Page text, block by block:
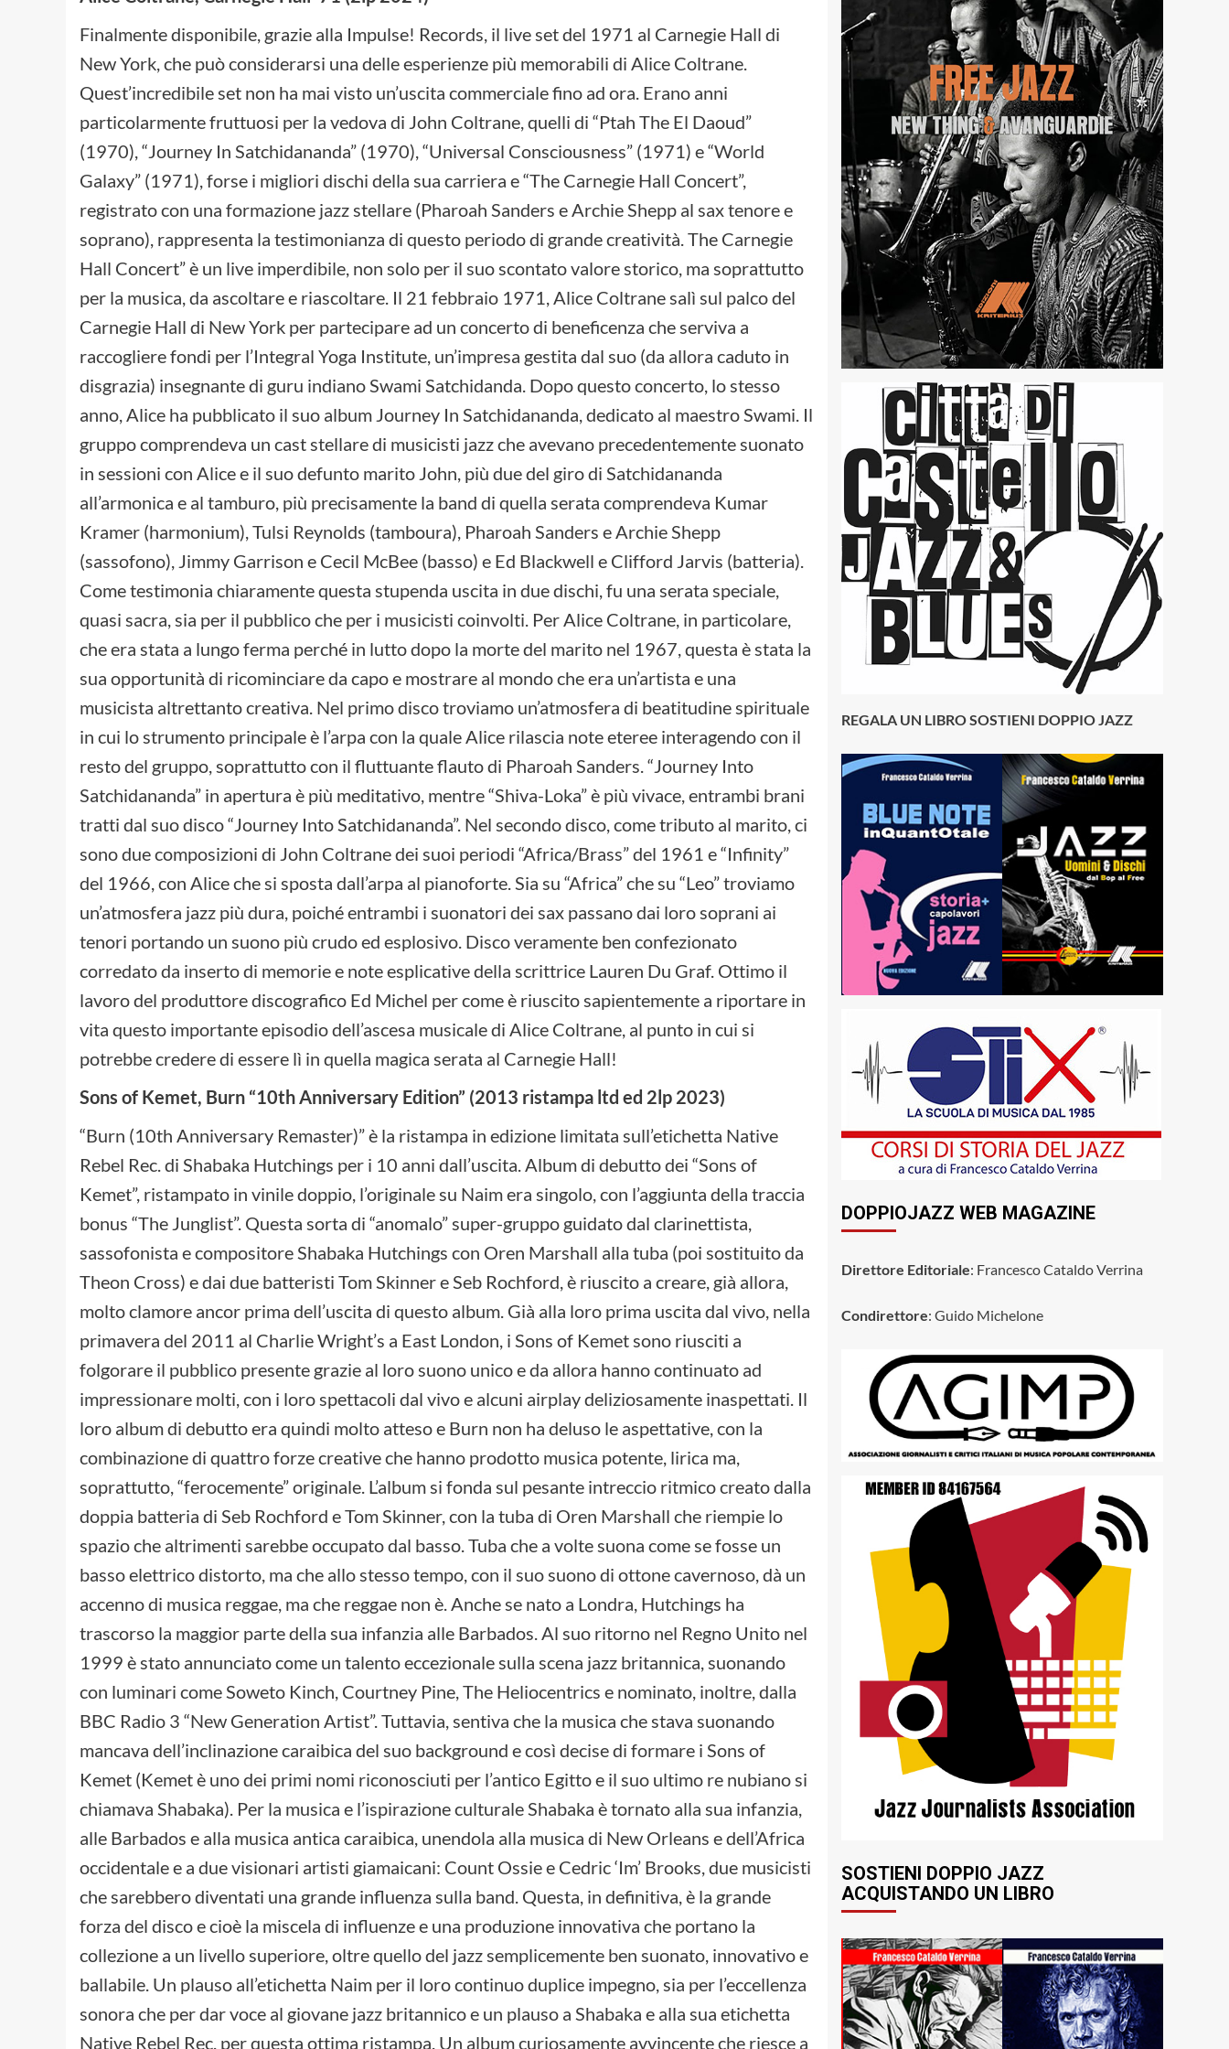
Finalmente disponibile, grazie alla Impulse! Records, il live set del 1971 al Carnegie Hall di
New York, che può considerarsi una delle esperienze più memorabili di Alice Coltrane.
Quest’incredibile set non ha mai visto un’uscita commerciale fino ad ora. Erano anni
particolarmente fruttuosi per la vedova di John Coltrane, quelli di “Ptah The El Daoud”
(1970), “Journey In Satchidananda” (1970), “Universal Consciousness” (1971) e “World
Galaxy” (1971), forse i migliori dischi della sua carriera e “The Carnegie Hall Concert”,
registrato con una formazione jazz stellare (Pharoah Sanders e Archie Shepp al sax tenore e
soprano), rappresenta la testimonianza di questo periodo di grande creatività. The Carnegie
Hall Concert” è un live imperdibile, non solo per il suo scontato valore storico, ma soprattutto
per la musica, da ascoltare e riascoltare. Il 21 febbraio 1971, Alice Coltrane salì sul palco del
Carnegie Hall di New York per partecipare ad un concerto di beneficenza che serviva a
raccogliere fondi per l’Integral Yoga Institute, un’impresa gestita dal suo (da allora caduto in
disgrazia) insegnante di guru indiano Swami Satchidanda. Dopo questo concerto, lo stesso
anno, Alice ha pubblicato il suo album Journey In Satchidananda, dedicato al maestro Swami. Il
gruppo comprendeva un cast stellare di musicisti jazz che avevano precedentemente suonato
in sessioni con Alice e il suo defunto marito John, più due del giro di Satchidananda
all’armonica e al tamburo, più precisamente la band di quella serata comprendeva Kumar
Kramer (harmonium), Tulsi Reynolds (tamboura), Pharoah Sanders e Archie Shepp
(sassofono), Jimmy Garrison e Cecil McBee (basso) e Ed Blackwell e Clifford Jarvis (batteria).
Come testimonia chiaramente questa stupenda uscita in due dischi, fu una serata speciale,
quasi sacra, sia per il pubblico che per i musicisti coinvolti. Per Alice Coltrane, in particolare,
che era stata a lungo ferma perché in lutto dopo la morte del marito nel 1967, questa è stata la
sua opportunità di ricominciare da capo e mostrare al mondo che era un’artista e una
musicista altrettanto creativa. Nel primo disco troviamo un’atmosfera di beatitudine spirituale
in cui lo strumento principale è l’arpa con la quale Alice rilascia note eteree interagendo con il
resto del gruppo, soprattutto con il fluttuante flauto di Pharoah Sanders. “Journey Into
Satchidananda” in apertura è più meditativo, mentre “Shiva-Loka” è più vivace, entrambi brani
tratti dal suo disco “Journey Into Satchidananda”. Nel secondo disco, come tributo al marito, ci
sono due composizioni di John Coltrane dei suoi periodi “Africa/Brass” del 1961 e “Infinity”
del 1966, con Alice che si sposta dall’arpa al pianoforte. Sia su “Africa” che su “Leo” troviamo
un’atmosfera jazz più dura, poiché entrambi i suonatori dei sax passano dai loro soprani ai
tenori portando un suono più crudo ed esplosivo. Disco veramente ben confezionato
corredato da inserto di memorie e note esplicative della scrittrice Lauren Du Graf. Ottimo il
lavoro del produttore discografico Ed Michel per come è riuscito sapientemente a riportare in
vita questo importante episodio dell’ascesa musicale di Alice Coltrane, al punto in cui si
potrebbe credere di essere lì in quella magica serata al Carnegie Hall!
Sons of Kemet, Burn “10th Anniversary Edition” (2013 ristampa ltd ed 2lp 2023)
“Burn (10th Anniversary Remaster)” è la ristampa in edizione limitata sull’etichetta Native
Rebel Rec. di Shabaka Hutchings per i 10 anni dall’uscita. Album di debutto dei “Sons of
Kemet”, ristampato in vinile doppio, l’originale su Naim era singolo, con l’aggiunta della traccia
bonus “The Junglist”. Questa sorta di “anomalo” super-gruppo guidato dal clarinettista,
sassofonista e compositore Shabaka Hutchings con Oren Marshall alla tuba (poi sostituito da
Theon Cross) e dai due batteristi Tom Skinner e Seb Rochford, è riuscito a creare, già allora,
molto clamore ancor prima dell’uscita di questo album. Già alla loro prima uscita dal vivo, nella
primavera del 2011 al Charlie Wright’s a East London, i Sons of Kemet sono riusciti a
folgorare il pubblico presente grazie al loro suono unico e da allora hanno continuato ad
impressionare molti, con i loro spettacoli dal vivo e alcuni airplay deliziosamente inaspettati. Il
loro album di debutto era quindi molto atteso e Burn non ha deluso le aspettative, con la
combinazione di quattro forze creative che hanno prodotto musica potente, lirica ma,
soprattutto, “ferocemente” originale. L’album si fonda sul pesante intreccio ritmico creato dalla
doppia batteria di Seb Rochford e Tom Skinner, con la tuba di Oren Marshall che riempie lo
spazio che altrimenti sarebbe occupato dal basso. Tuba che a volte suona come se fosse un
basso elettrico distorto, ma che allo stesso tempo, con il suo suono di ottone cavernoso, dà un
accenno di musica reggae, ma che reggae non è. Anche se nato a Londra, Hutchings ha
trascorso la maggior parte della sua infanzia alle Barbados. Al suo ritorno nel Regno Unito nel
1999 è stato annunciato come un talento eccezionale sulla scena jazz britannica, suonando
con luminari come Soweto Kinch, Courtney Pine, The Heliocentrics e nominato, inoltre, dalla
BBC Radio 3 “New Generation Artist”. Tuttavia, sentiva che la musica che stava suonando
mancava dell’inclinazione caraibica del suo background e così decise di formare i Sons of
Kemet (Kemet è uno dei primi nomi riconosciuti per l’antico Egitto e il suo ultimo re nubiano si
chiamava Shabaka). Per la musica e l’ispirazione culturale Shabaka è tornato alla sua infanzia,
alle Barbados e alla musica antica caraibica, unendola alla musica di New Orleans e dell’Africa
occidentale e a due visionari artisti giamaicani: Count Ossie e Cedric ‘Im’ Brooks, due musicisti
che sarebbero diventati una grande influenza sulla band. Questa, in definitiva, è la grande
forza del disco e cioè la miscela di influenze e una produzione innovativa che portano la
collezione a un livello superiore, oltre quello del jazz semplicemente ben suonato, innovativo e
ballabile. Un plauso all’etichetta Naim per il loro continuo duplice impegno, sia per l’eccellenza
sonora che per dar voce al giovane jazz britannico e un plauso a Shabaka e alla sua etichetta
Native Rebel Rec. per questa ottima ristampa. Un album curiosamente avvincente che riesce a
REGALA UN LIBRO SOSTIENI DOPPIO JAZZ
DOPPIOJAZZ WEB MAGAZINE
Direttore Editoriale: Francesco Cataldo Verrina
Condirettore: Guido Michelone
SOSTIENI DOPPIO JAZZ
ACQUISTANDO UN LIBRO